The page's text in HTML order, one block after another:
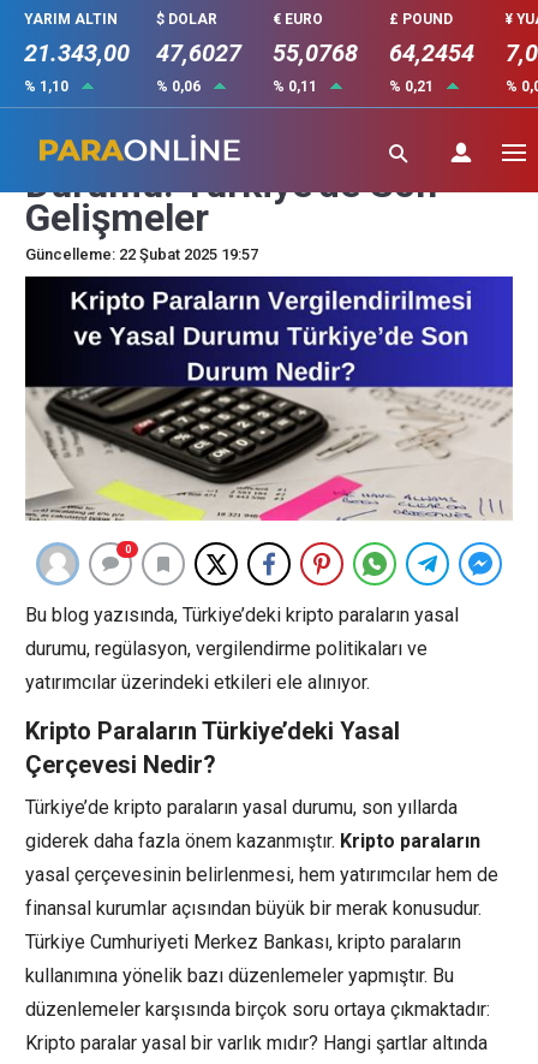
YARIM ALTIN
21.343,00
% 1,10
$ DOLAR
47,6027
% 0,06
€ EURO
55,0768
% 0,11
£ POUND
64,2454
% 0,21
¥
%
Kripto Paraların Yasal
Durumu: Türkiye’de Son
Gelişmeler
Güncelleme: 22 Şubat 2025 19:57
0
Bu blog yazısında, Türkiye’deki kripto paraların yasal
durumu, regülasyon, vergilendirme politikaları ve
yatırımcılar üzerindeki etkileri ele alınıyor.
Kripto Paraların Türkiye’deki Yasal
Çerçevesi Nedir?
Türkiye’de kripto paraların yasal durumu, son yıllarda
giderek daha fazla önem kazanmıştır. Kripto paraların
yasal çerçevesinin belirlenmesi, hem yatırımcılar hem de
finansal kurumlar açısından büyük bir merak konusudur.
Türkiye Cumhuriyeti Merkez Bankası, kripto paraların
kullanımına yönelik bazı düzenlemeler yapmıştır. Bu
düzenlemeler karşısında birçok soru ortaya çıkmaktadır:
Kripto paralar yasal bir varlık mıdır? Hangi şartlar altında